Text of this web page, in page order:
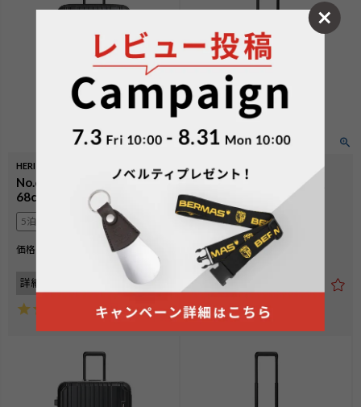
HERITAGEⅢ
No.60542：ファスナー92L
68cm
5泊以上
価格 税込
詳細を見る
5.00（3）
HERITAGEⅢ
No.60544：フレーム70L
61cm
5泊以上
価格 ¥36,300
詳細を見る